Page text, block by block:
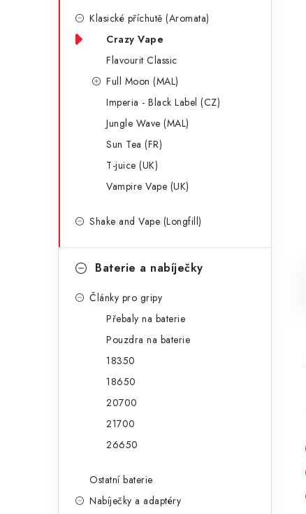
Klasické příchutě (Aromata)
Crazy Vape
Flavourit Classic
Full Moon (MAL)
Imperia - Black Label (CZ)
Jungle Wave (MAL)
Sun Tea (FR)
T-juice (UK)
Vampire Vape (UK)
Shake and Vape (Longfill)
Baterie a nabíječky
Články pro gripy
Přebaly na baterie
Pouzdra na baterie
18350
18650
20700
21700
26650
Ostatní baterie
Nabíječky a adaptéry